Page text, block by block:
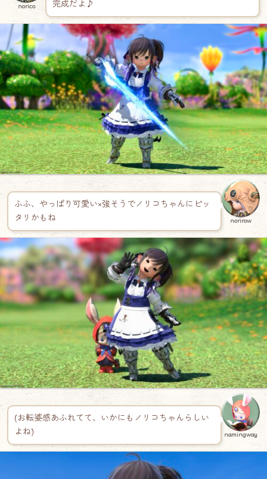
norico
完成だよ♪
ふふ、やっぱり可愛い×強そうでノリコちゃんにピッ
タリかもね
norirow
(お転婆感あふれてて、いかにもノリコちゃんらしい
よね)
namingway